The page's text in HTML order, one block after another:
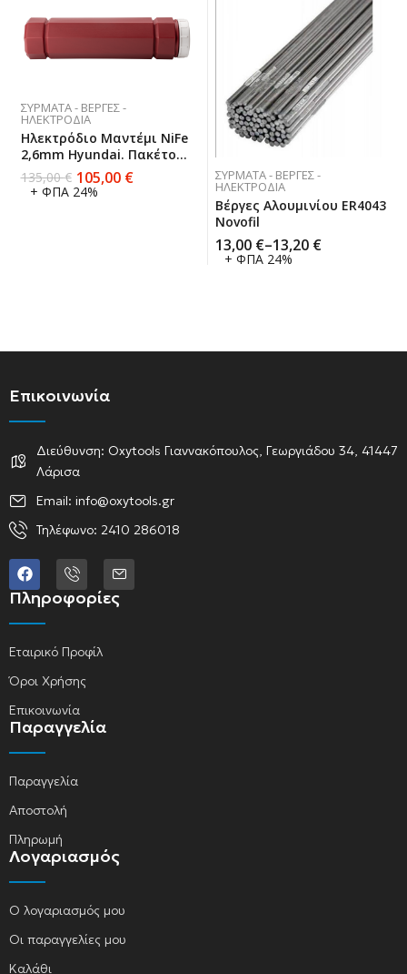
ΣΎΡΜΑΤΑ - ΒΈΡΓΕΣ -
ΗΛΕΚΤΡΌΔΙΑ
Ηλεκτρόδιο Μαντέμι NiFe
2,6mm Hyundai. Πακέτο
2,5 Κιλών.
135,00€ 105,00 €
+ ΦΠΑ 24%
ΣΎΡΜΑΤΑ - ΒΈΡΓΕΣ -
ΗΛΕΚΤΡΌΔΙΑ
Βέργες Αλουμινίου ER4043
Novofil
13,00 €–13,20 €
+ ΦΠΑ 24%
Επικοινωνία
Διεύθυνση: Oxytools Γιαννακόπουλος, Γεωργιάδου 34, 41447
Λάρισα
Email: info@oxytools.gr
Τηλέφωνο: 2410 286018
Πληροφορίες
Εταιρικό Προφίλ
Όροι Χρήσης
Επικοινωνία
Παραγγελία
Παραγγελία
Αποστολή
Πληρωμή
Λογαριασμός
Ο λογαριασμός μου
Οι παραγγελίες μου
Καλάθι